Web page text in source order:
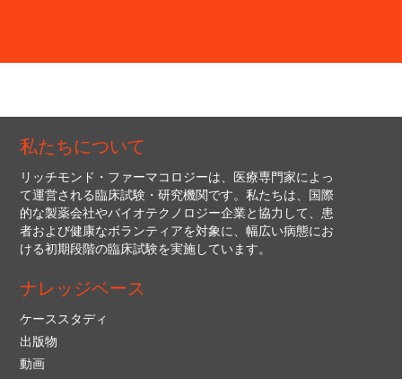
私たちについて
リッチモンド・ファーマコロジーは、医療専門家によっ
て運営される臨床試験・研究機関です。私たちは、国際
的な製薬会社やバイオテクノロジー企業と協力して、患
者および健康なボランティアを対象に、幅広い病態にお
ける初期段階の臨床試験を実施しています。
ナレッジベース
ケーススタディ
出版物
動画